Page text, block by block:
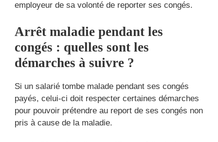
employeur de sa volonté de reporter ses congés.
Arrêt maladie pendant les
congés : quelles sont les
démarches à suivre ?
Si un salarié tombe malade pendant ses congés
payés, celui-ci doit respecter certaines démarches
pour pouvoir prétendre au report de ses congés non
pris à cause de la maladie.